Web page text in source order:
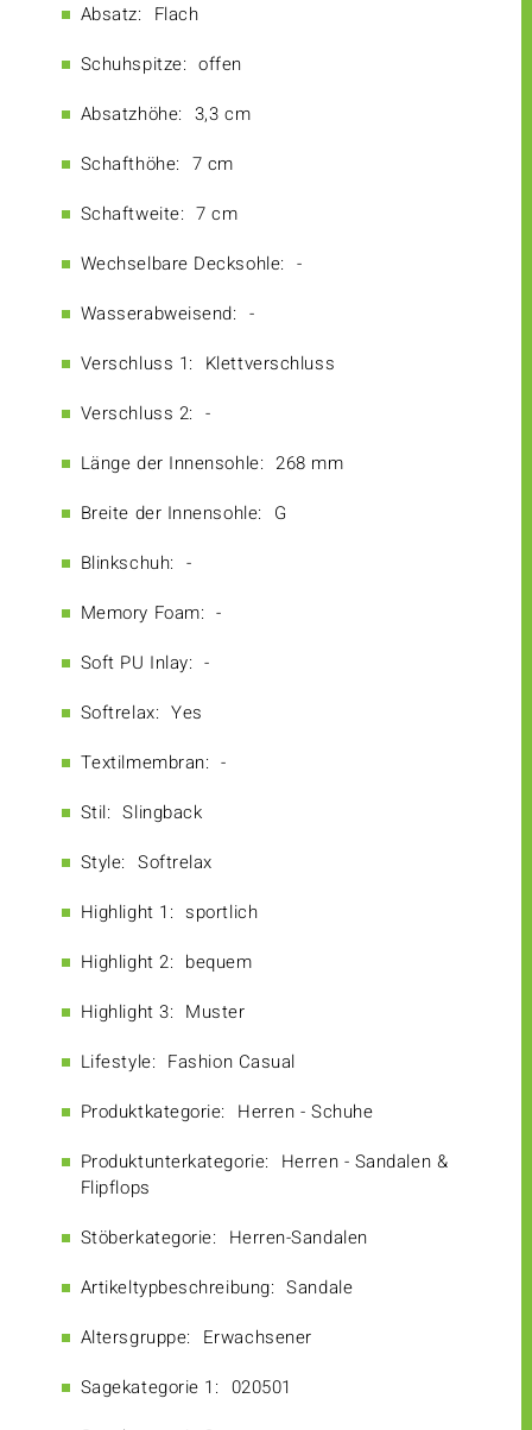
Absatz: Flach
Schuhspitze: offen
Absatzhöhe: 3,3 cm
Schafthöhe: 7 cm
Schaftweite: 7 cm
Wechselbare Decksohle: -
Wasserabweisend: -
Verschluss 1: Klettverschluss
Verschluss 2: -
Länge der Innensohle: 268 mm
Breite der Innensohle: G
Blinkschuh: -
Memory Foam: -
Soft PU Inlay: -
Softrelax: Yes
Textilmembran: -
Stil: Slingback
Style: Softrelax
Highlight 1: sportlich
Highlight 2: bequem
Highlight 3: Muster
Lifestyle: Fashion Casual
Produktkategorie: Herren - Schuhe
Produktunterkategorie: Herren - Sandalen &
Flipflops
Stöberkategorie: Herren-Sandalen
Artikeltypbeschreibung: Sandale
Altersgruppe: Erwachsener
Sagekategorie 1: 020501